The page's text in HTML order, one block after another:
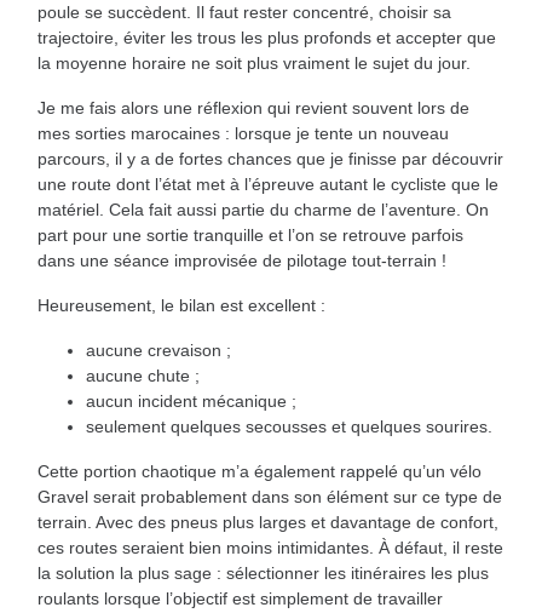
poule se succèdent. Il faut rester concentré, choisir sa
trajectoire, éviter les trous les plus profonds et accepter que
la moyenne horaire ne soit plus vraiment le sujet du jour.
Je me fais alors une réflexion qui revient souvent lors de
mes sorties marocaines : lorsque je tente un nouveau
parcours, il y a de fortes chances que je finisse par découvrir
une route dont l’état met à l’épreuve autant le cycliste que le
matériel. Cela fait aussi partie du charme de l’aventure. On
part pour une sortie tranquille et l’on se retrouve parfois
dans une séance improvisée de pilotage tout-terrain !
Heureusement, le bilan est excellent :
aucune crevaison ;
aucune chute ;
aucun incident mécanique ;
seulement quelques secousses et quelques sourires.
Cette portion chaotique m’a également rappelé qu’un vélo
Gravel serait probablement dans son élément sur ce type de
terrain. Avec des pneus plus larges et davantage de confort,
ces routes seraient bien moins intimidantes. À défaut, il reste
la solution la plus sage : sélectionner les itinéraires les plus
roulants lorsque l’objectif est simplement de travailler